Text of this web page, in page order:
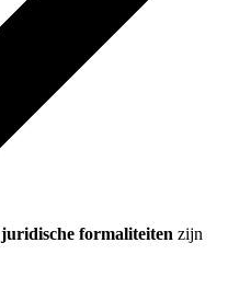
juridische formaliteiten zijn